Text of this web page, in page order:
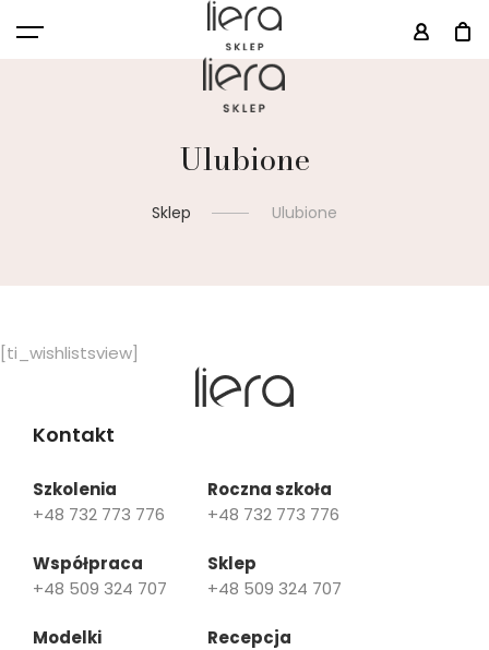
Ulubione
Sklep Ulubione
[ti_wishlistsview]
Kontakt
Szkolenia
+48 732 773 776
Roczna szkoła
+48 732 773 776
Współpraca
+48 509 324 707
Sklep
+48 509 324 707
Modelki
Recepcja